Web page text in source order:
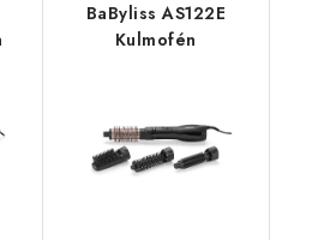
BaByliss AS122E
Kulmofén